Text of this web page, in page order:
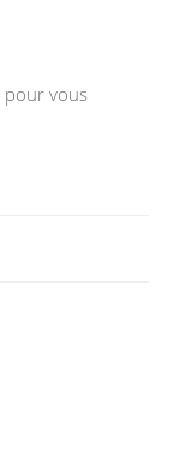
pour vous